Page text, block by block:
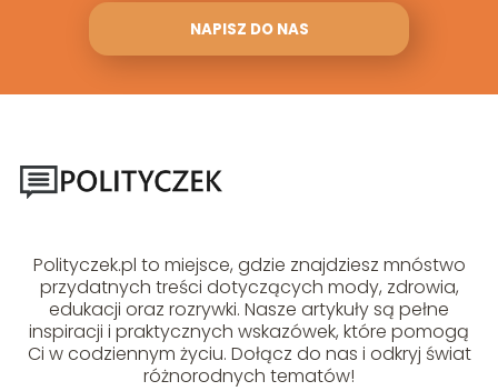
NAPISZ DO NAS
Polityczek.pl to miejsce, gdzie znajdziesz mnóstwo
przydatnych treści dotyczących mody, zdrowia,
edukacji oraz rozrywki. Nasze artykuły są pełne
inspiracji i praktycznych wskazówek, które pomogą
Ci w codziennym życiu. Dołącz do nas i odkryj świat
różnorodnych tematów!